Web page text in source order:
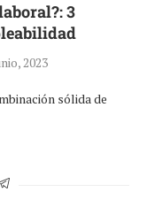
3
2023
sólida de